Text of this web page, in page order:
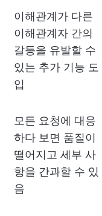
이해관계가 다른
이해관계자 간의
갈등을 유발할 수
있는 추가 기능 도
입
모든 요청에 대응
하다 보면 품질이
떨어지고 세부 사
항을 간과할 수 있
음